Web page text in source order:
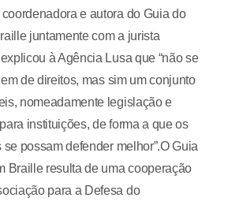
e autora do Guia do
juntamente com a jurista
à Agência Lusa que “não se
de direitos, mas sim um conjunto
nomeadamente legislação e
instituições, de forma a que os
possam defender melhor”.O Guia
Braille resulta de uma cooperação
para a Defesa do